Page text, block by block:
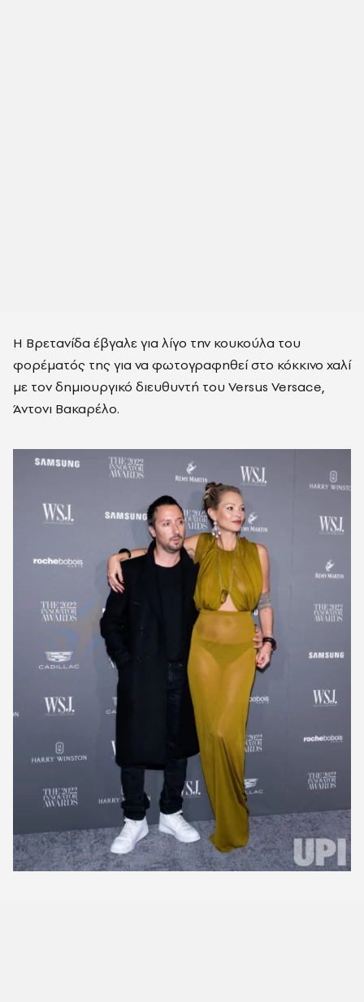
Η Βρετανίδα έβγαλε για λίγο την κουκούλα του
φορέματός της για να φωτογραφηθεί στο κόκκινο χαλί
με τον δημιουργικό διευθυντή του Versus Versace,
Άντονι Βακαρέλο.